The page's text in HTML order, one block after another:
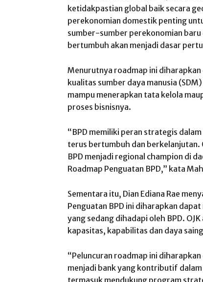
ketidakpastian global baik secara
perekonomian domestik penting
sumber-sumber perekonomian
bertumbuh akan menjadi dasar
Menurutnya roadmap ini
kualitas sumber daya manusia
mampu menerapkan tata kelola
proses bisnisnya.
“BPD memiliki peran strategis
terus bertumbuh dan
BPD menjadi regional champion di
Roadmap Penguatan BPD,” kata
Sementara itu, Dian Ediana Rae
Penguatan BPD ini diharapkan
yang sedang dihadapi oleh BPD.
kapasitas, kapabilitas dan daya
“Peluncuran roadmap ini
menjadi bank yang kontributif
termasuk mendukung program